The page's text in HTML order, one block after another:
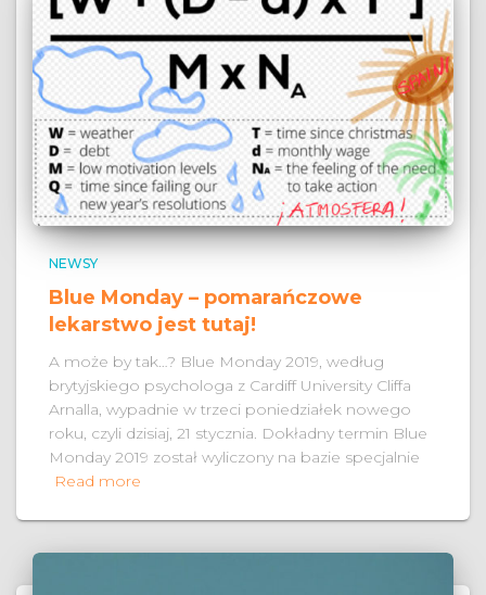
NEWSY
Blue Monday – pomarańczowe
lekarstwo jest tutaj!
A może by tak…? Blue Monday 2019, według
brytyjskiego psychologa z Cardiff University Cliffa
Arnalla, wypadnie w trzeci poniedziałek nowego
roku, czyli dzisiaj, 21 stycznia. Dokładny termin Blue
Monday 2019 został wyliczony na bazie specjalnie
Read more